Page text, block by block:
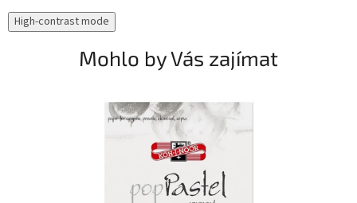
High-contrast mode
Mohlo by Vás zajímat